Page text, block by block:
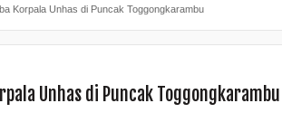
Korpala Unhas di Puncak Toggongkarambu
Unhas di Puncak Toggongkarambu